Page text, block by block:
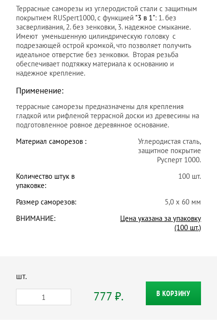
Террасные саморезы из углеродистой стали с защитным
покрытием RUSpert1000, c функцией "3 в 1": 1. без
засверливания, 2. без зенковки, 3. надежное смыкание.
Имеют уменьшенную цилиндрическую головку с
подрезающей острой кромкой, что позволяет получить
идеальное отверстие без зенковки. Вторая резьба
обеспечивает подтяжку материала к основанию и
надежное крепление.
Применение:
террасные саморезы предназначены для крепления
гладкой или рифленой террасной доски из древесины на
подготовленное ровное деревянное основание.
Материал саморезов :
Углеродистая сталь,
защитное покрытие
Русперт 1000.
Количество штук в
упаковке:
100 шт.
Размер саморезов:
5,0 х 60 мм
ВНИМАНИЕ:
Цена указана за упаковку
(100 шт.)
шт.
777 ₽. В КОРЗИНУ